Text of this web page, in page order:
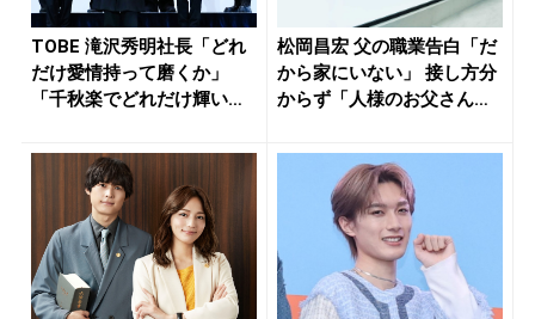
TOBE 滝沢秀明社長「どれ
だけ愛情持って磨くか」
「千秋楽でどれだけ輝いたI
松岡昌宏 父の職業告白「だ
から家にいない」 接し方分
からず「人様のお父さんが